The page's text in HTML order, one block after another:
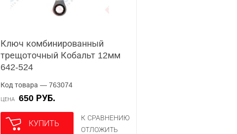
Ключ комбинированный
трещоточный Кобальт 12мм
642-524
Код товара — 763074
ЦЕНА 650 РУБ.
КУПИТЬ
К СРАВНЕНИЮ
ОТЛОЖИТЬ